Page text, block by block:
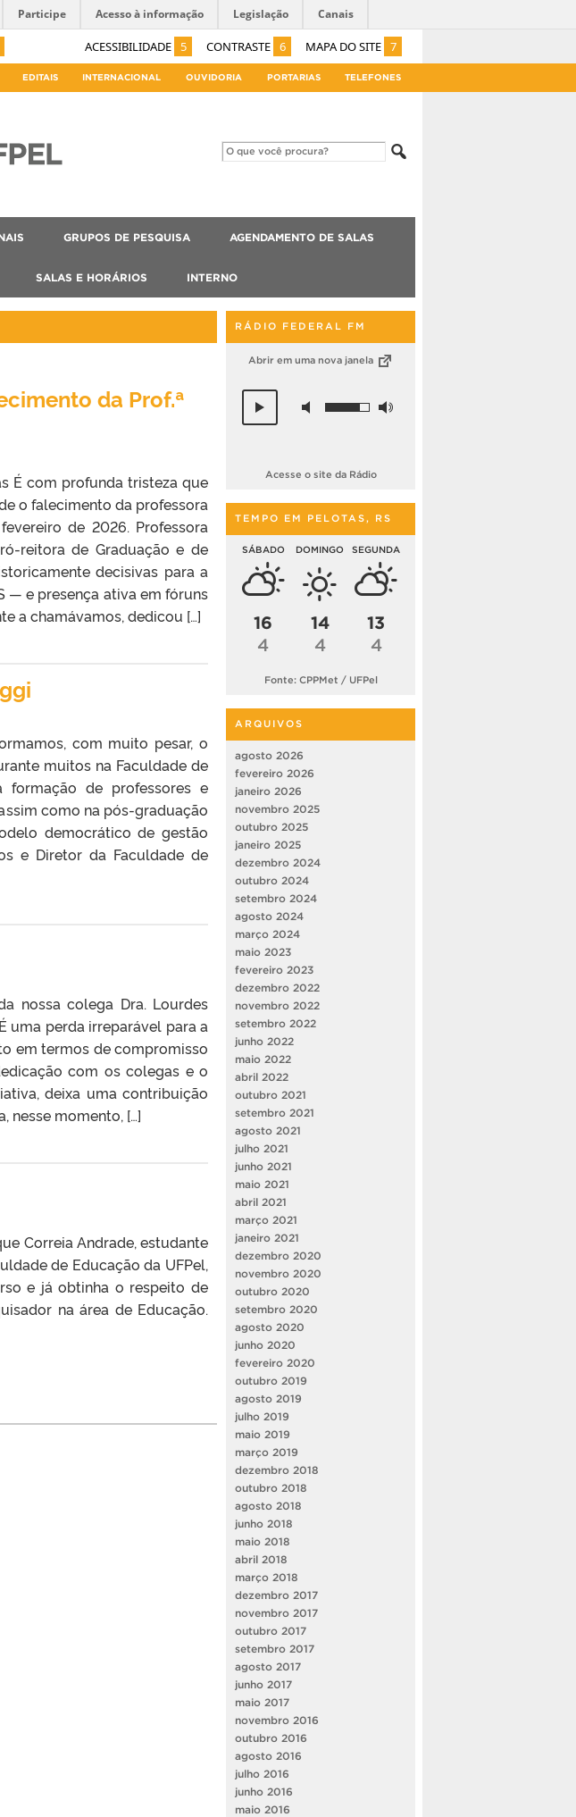
ACESSIBILIDADE 5 CONTRASTE 6 MAPA DO SITE 7
Participe Acesso à informação Legislação Canais
EDITAIS INTERNACIONAL OUVIDORIA PORTARIAS TELEFONES
GRUPOS DE PESQUISA AGENDAMENTO DE SALAS
SALAS E HORÁRIOS INTERNO
da Prof.ª
É com profunda tristeza que
o falecimento da professora
de 2026. Professora
reitora de Graduação e de
decisivas para a
— e presença ativa em fóruns
a chamávamos, dedicou […]
com muito pesar, o
muitos na Faculdade de
formação de professores e
como na pós-graduação
democrático de gestão
e Diretor da Faculdade de
nossa colega Dra. Lourdes
uma perda irreparável para a
em termos de compromisso
com os colegas e o
deixa uma contribuição
nesse momento, […]
Correia Andrade, estudante
de Educação da UFPel,
e já obtinha o respeito de
na área de Educação.
RÁDIO FEDERAL FM
Abrir em uma nova janela
Acesse o site da Rádio
TEMPO EM PELOTAS, RS
SÁBADO
16
4
DOMINGO
14
4
SEGUNDA
13
4
Fonte: CPPMet / UFPel
ARQUIVOS
agosto 2026
fevereiro 2026
janeiro 2026
novembro 2025
outubro 2025
janeiro 2025
dezembro 2024
outubro 2024
setembro 2024
agosto 2024
março 2024
maio 2023
fevereiro 2023
dezembro 2022
novembro 2022
setembro 2022
junho 2022
maio 2022
abril 2022
outubro 2021
setembro 2021
agosto 2021
julho 2021
junho 2021
maio 2021
abril 2021
março 2021
janeiro 2021
dezembro 2020
novembro 2020
outubro 2020
setembro 2020
agosto 2020
junho 2020
fevereiro 2020
outubro 2019
agosto 2019
julho 2019
maio 2019
março 2019
dezembro 2018
outubro 2018
agosto 2018
junho 2018
maio 2018
abril 2018
março 2018
dezembro 2017
novembro 2017
outubro 2017
setembro 2017
agosto 2017
junho 2017
maio 2017
novembro 2016
outubro 2016
agosto 2016
julho 2016
junho 2016
maio 2016